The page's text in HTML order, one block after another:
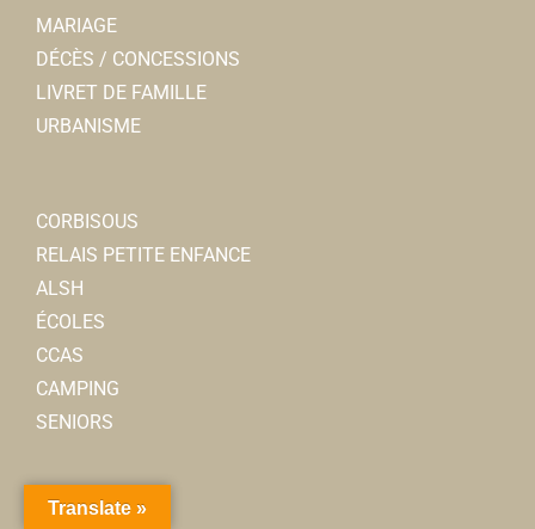
MARIAGE
DÉCÈS / CONCESSIONS
LIVRET DE FAMILLE
URBANISME
CORBISOUS
RELAIS PETITE ENFANCE
ALSH
ÉCOLES
CCAS
CAMPING
SENIORS
Translate »